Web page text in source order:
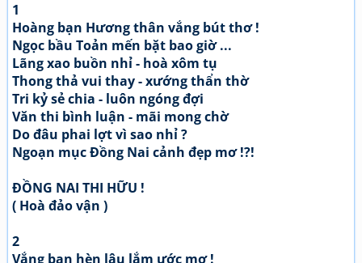
1
Hoàng bạn Hương thân vắng bút thơ !
Ngọc bầu Toản mến bặt bao giờ ...
Lãng xao buồn nhỉ - hoà xôm tụ
Thong thả vui thay - xướng thẩn thờ
Tri kỷ sẻ chia - luôn ngóng đợi
Văn thi bình luận - mãi mong chờ
Do đâu phai lợt vì sao nhỉ ?
Ngoạn mục Đồng Nai cảnh đẹp mơ !?!
ĐỒNG NAI THI HỮU !
( Hoà đảo vận )
2
Vắng bạn hèn lâu lắm ước mơ !